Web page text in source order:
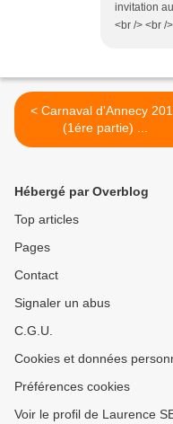
invitation
<br /> <br />
< Carnaval d'Annecy 2011
(1ére partie) ...
Hébergé par Overblog
Top articles
Pages
Contact
Signaler un abus
C.G.U.
Cookies et données
Préférences cookies
Voir le profil de Laurence